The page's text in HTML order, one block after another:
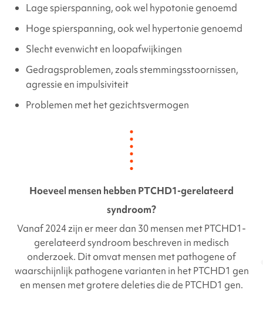
Lage spierspanning, ook wel hypotonie genoemd
Hoge spierspanning, ook wel hypertonie genoemd
Slecht evenwicht en loopafwijkingen
Gedragsproblemen, zoals stemmingsstoornissen,
agressie en impulsiviteit
Problemen met het gezichtsvermogen
Hoeveel mensen hebben PTCHD1-gerelateerd
syndroom?
Vanaf 2024 zijn er meer dan 30 mensen metPTCHD1-
gerelateerdsyndroom beschreven in medisch
onderzoek. Dit omvat mensen met pathogene of
waarschijnlijk pathogene varianten in hetPTCHD1 gen
en mensen met grotere deleties die de PTCHD1 gen.